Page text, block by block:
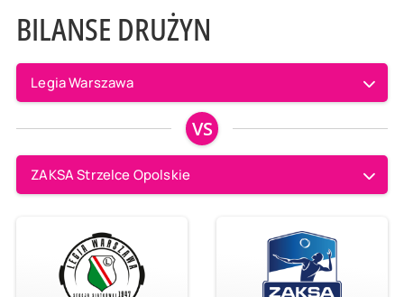
BILANSE DRUŻYN
Legia Warszawa
VS
ZAKSA Strzelce Opolskie